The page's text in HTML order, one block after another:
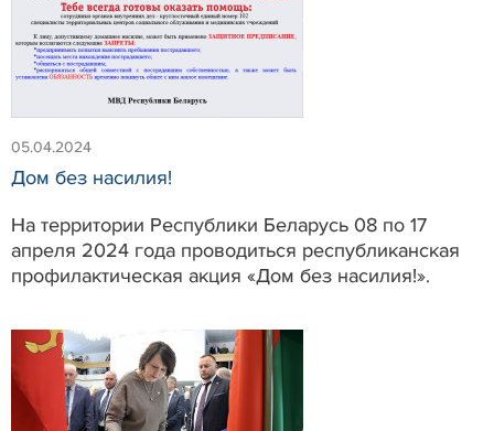
05.04.2024
Дом без насилия!
На территории Республики Беларусь 08 по 17
апреля 2024 года проводиться республиканская
профилактическая акция «Дом без насилия!».